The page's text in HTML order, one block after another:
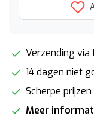
Verzending via
14 dagen niet
Scherpe
Meer